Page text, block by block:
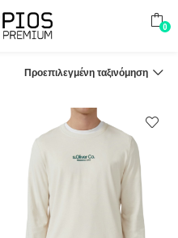
0
Προεπιλεγμένη ταξινόμηση